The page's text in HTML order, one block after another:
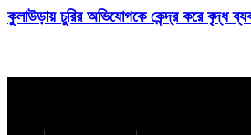
কুলাউড়ায় চুরির অভিযোগকে কেন্দ্র করে বৃদ্ধ